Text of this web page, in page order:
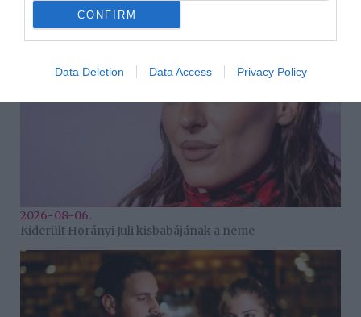
CONFIRM
Data Deletion Data Access Privacy Policy
2026-08-06.
Kiderült Horányi Juli kisbabájának a neme